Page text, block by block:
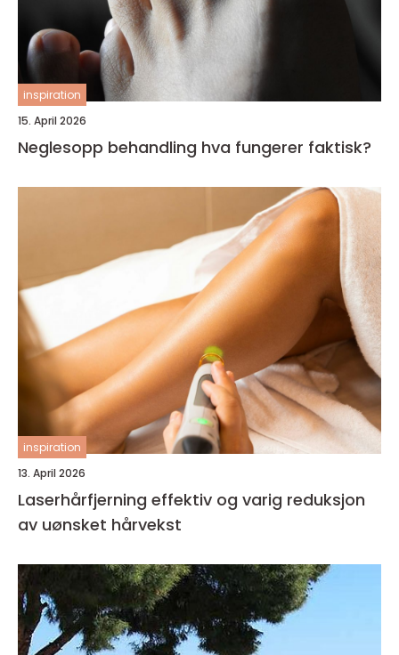
inspiration
15. April 2026
Neglesopp behandling hva fungerer faktisk?
inspiration
13. April 2026
Laserhårfjerning effektiv og varig reduksjon
av uønsket hårvekst